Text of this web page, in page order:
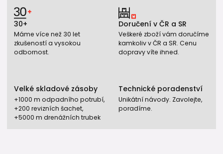
30+
Máme více než 30 let
zkušeností a vysokou
odbornost.
Doručení v ČR a SR
Veškeré zboží vám doručíme
kamkoliv v ČR a SR. Cenu
dopravy víte ihned.
Velké skladové zásoby
+1000 m odpadního potrubí,
+200 revizních šachet,
+5000 m drenážních trubek
Technické poradenství
Unikátní návody. Zavolejte,
poradíme.